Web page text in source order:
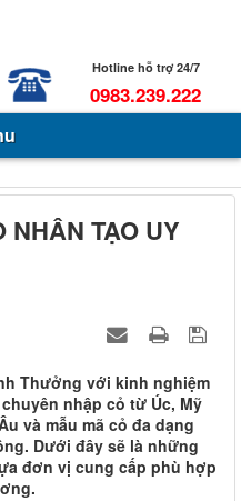
Hotline hỗ trợ 24/7
0983.239.222
NHÂN TẠO UY
Thưởng với kinh nghiệm
nhập cỏ từ Úc, Mỹ
và mẫu mã cỏ đa dạng
Dưới đây sẽ là những
đơn vị cung cấp phù hợp